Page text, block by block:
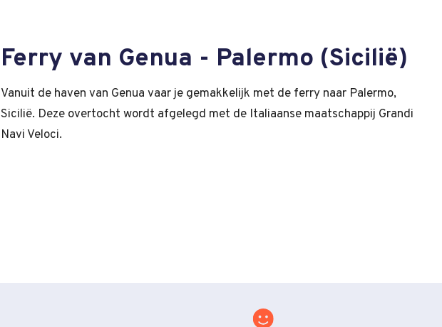
Ferry van Genua - Palermo (Sicilië)
Vanuit de haven van Genua vaar je gemakkelijk met de ferry naar Palermo,
Sicilië. Deze overtocht wordt afgelegd met de Italiaanse maatschappij Grandi
Navi Veloci.